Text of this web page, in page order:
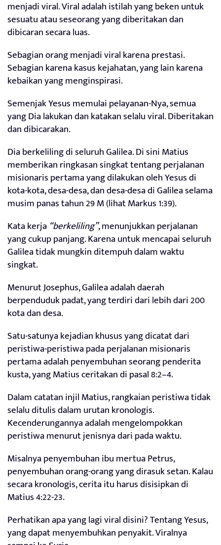
menjadi viral. Viral adalah istilah yang beken untuk
sesuatu atau seseorang yang diberitakan dan
dibicaran secara luas.
Sebagian orang menjadi viral karena prestasi.
Sebagian karena kasus kejahatan, yang lain karena
kebaikan yang menginspirasi.
Semenjak Yesus memulai pelayanan-Nya, semua
yang Dia lakukan dan katakan selalu viral. Diberitakan
dan dibicarakan.
Dia berkeliling di seluruh Galilea. Di sini Matius
memberikan ringkasan singkat tentang perjalanan
misionaris pertama yang dilakukan oleh Yesus di
kota-kota, desa-desa, dan desa-desa di Galilea selama
musim panas tahun 29 M (lihat Markus 1:39).
Kata kerja “berkeliling”, menunjukkan perjalanan
yang cukup panjang. Karena untuk mencapai seluruh
Galilea tidak mungkin ditempuh dalam waktu
singkat.
Menurut Josephus, Galilea adalah daerah
berpenduduk padat, yang terdiri dari lebih dari 200
kota dan desa.
Satu-satunya kejadian khusus yang dicatat dari
peristiwa-peristiwa pada perjalanan misionaris
pertama adalah penyembuhan seorang penderita
kusta, yang Matius ceritakan di pasal 8:2–4.
Dalam catatan injil Matius, rangkaian peristiwa tidak
selalu ditulis dalam urutan kronologis.
Kecenderungannya adalah mengelompokkan
peristiwa menurut jenisnya dari pada waktu.
Misalnya penyembuhan ibu mertua Petrus,
penyembuhan orang-orang yang dirasuk setan. Kalau
secara kronologis, cerita itu harus disisipkan di
Matius 4:22-23.
Perhatikan apa yang lagi viral disini? Tentang Yesus,
yang dapat menyembuhkan penyakit. Viralnya